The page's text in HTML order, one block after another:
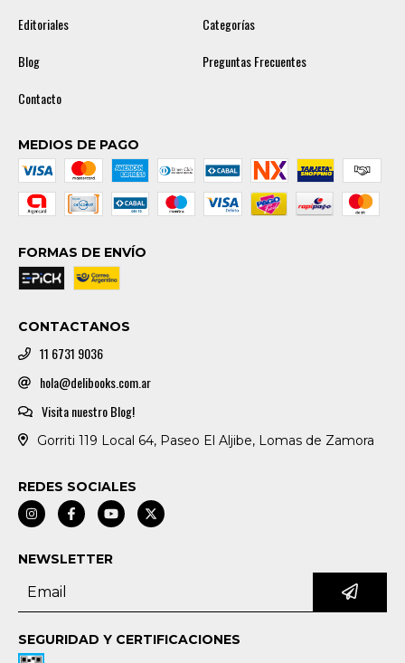
Editoriales
Categorías
Blog
Preguntas Frecuentes
Contacto
MEDIOS DE PAGO
FORMAS DE ENVÍO
CONTACTANOS
11 6731 9036
hola@delibooks.com.ar
Visita nuestro Blog!
Gorriti 119 Local 64, Paseo El Aljibe, Lomas de Zamora
REDES SOCIALES
NEWSLETTER
SEGURIDAD Y CERTIFICACIONES